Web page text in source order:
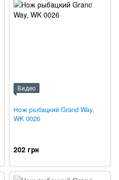
Видео
Нож рыбацкий Grand Way,
WK 0026
202 грн